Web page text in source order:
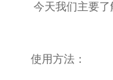
今天我们主要了解
使用方法：